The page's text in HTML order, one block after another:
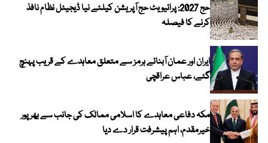
حج 2027: پرائیویٹ حج آپریشن کیلئے نیا ڈیجیٹل نظام نافذ
کرنے کا فیصلہ
ایران اور عمان آبنائے ہرمز سے متعلق معاہدے کے قریب پہنچ
گئے، عباس عراقچی
مکہ دفاعی معاہدے کا اسلامی ممالک کی جانب سے بھرپور
خیرمقدم، اہم پیشرفت قرار دے دیا